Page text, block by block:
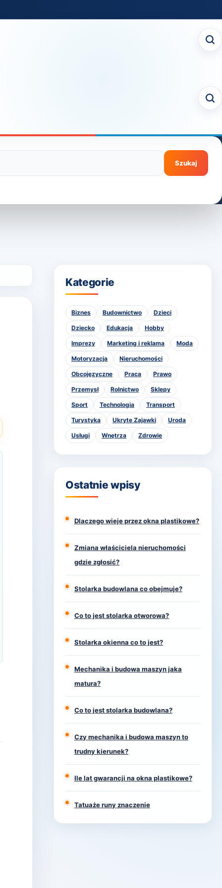
Kategorie
Biznes Budownictwo Dzieci
Dziecko Edukacja Hobby
Imprezy Marketing i reklama Moda
Motoryzacja Nieruchomości
Obcojęzyczne Praca Prawo
Przemysł Rolnictwo Sklepy
Sport Technologia Transport
Turystyka Ukryte Zajawki Uroda
Usługi Wnętrza Zdrowie
Ostatnie wpisy
Dlaczego wieje przez okna plastikowe?
Zmiana właściciela nieruchomości
gdzie zgłosić?
Stolarka budowlana co obejmuje?
Co to jest stolarka otworowa?
Stolarka okienna co to jest?
Mechanika i budowa maszyn jaka
matura?
Co to jest stolarka budowlana?
Czy mechanika i budowa maszyn to
trudny kierunek?
Ile lat gwarancji na okna plastikowe?
Tatuaże runy znaczenie